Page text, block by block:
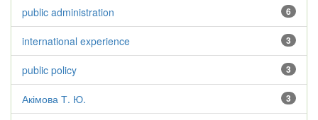
6
public administration
3
international experience
3
public policy
3
Акімова Т. Ю.